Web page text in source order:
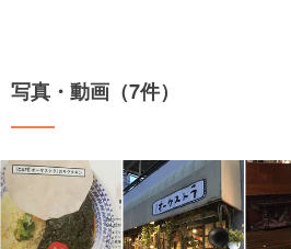
写真・動画（7件）